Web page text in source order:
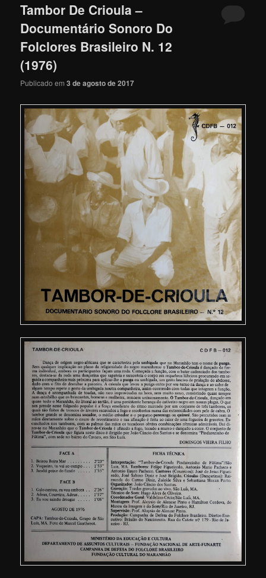
Tambor De Crioula –
Documentário Sonoro Do
Folclores Brasileiro N. 12
(1976)
Publicado em3 de agosto de 2017